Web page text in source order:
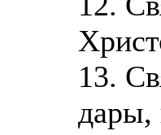
13.
дары,